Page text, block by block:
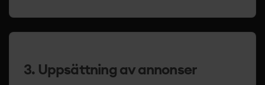
3. Uppsättning av annonser